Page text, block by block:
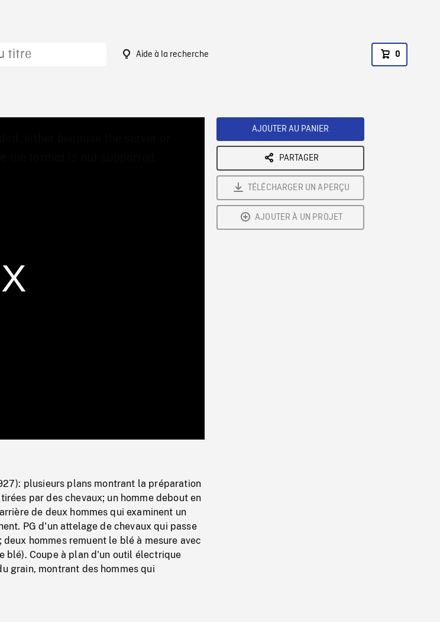
Aide à la recherche 0
0%
Rate
plusieurs plans montrant la préparation
par des chevaux; un homme debout en
de deux hommes qui examinent un
PG d'un attelage de chevaux qui passe
hommes remuent le blé à mesure avec
blé). Coupe à plan d'un outil électrique
grain, montrant des hommes qui
AJOUTER AU PANIER
PARTAGER
TÉLÉCHARGER UN APERÇU
AJOUTER À UN PROJET